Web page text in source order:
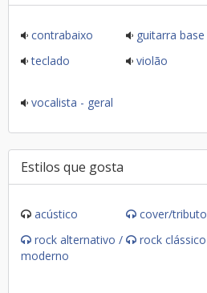
contrabaixo guitarra base
teclado
violão
vocalista - geral
Estilos que gosta
acústico cover/tributo
rock alternativo /
moderno
rock clássico